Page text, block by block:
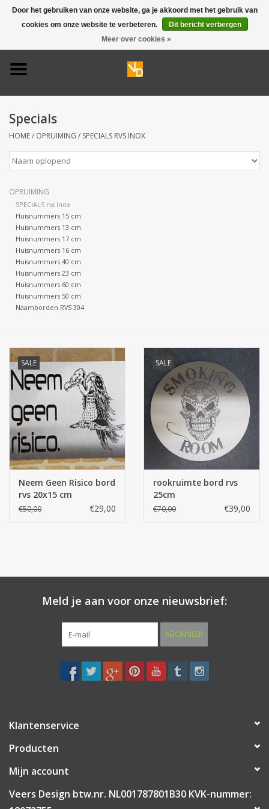
0 Artikelen - €0,00
Deurbel 304
Huisnummers
Naamplaten
Opruiming
Specials
HOME/ OPRUIMING / SPECIALS RVS INOX
OPRUIMING
SPECIALS rvs inox
Huisnummers 15 cm
Huisnummers 13 cm
Huisnummers 17 cm
Huisnummers 16 cm
Huisnummers 40 cm
Huisnummers 23 cm
Huisnummers 60 cm
Huisnummers 50 cm
Naamborden RVS 304
SALE
Neem Geen Risico bord
rvs 20x15 cm
€50,00 €29,00
SALE
rookruimte bord rvs
25cm
€70,00 €39,00
Meld je aan voor onze nieuwsbrief:
ABONNEER
Klantenservice
Producten
Mijn account
Veers Design btw.nr. NL001787801B30 KVK-nummer:
Door het gebruiken van onze website, ga je akkoord met het gebruik van
cookies om onze website te verbeteren.
Dit bericht verbergen
Meer over cookies »